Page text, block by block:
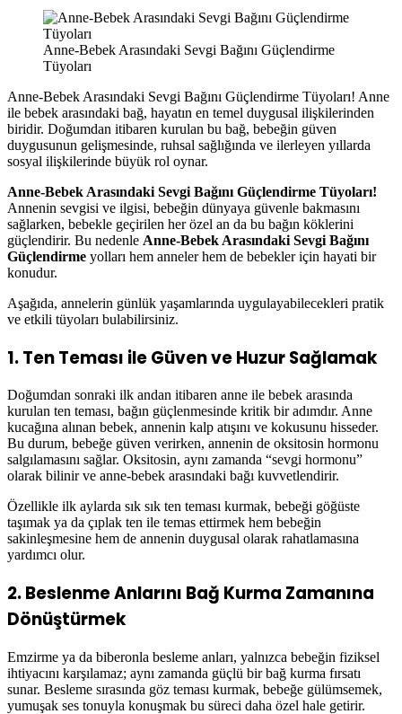
Anne-Bebek Arasındaki Sevgi Bağını Güçlendirme
Tüyoları
Anne-Bebek Arasındaki Sevgi Bağını Güçlendirme Tüyoları! Anne
ile bebek arasındaki bağ, hayatın en temel duygusal ilişkilerinden
biridir. Doğumdan itibaren kurulan bu bağ, bebeğin güven
duygusunun gelişmesinde, ruhsal sağlığında ve ilerleyen yıllarda
sosyal ilişkilerinde büyük rol oynar.
Anne-Bebek Arasındaki Sevgi Bağını Güçlendirme Tüyoları!
Annenin sevgisi ve ilgisi, bebeğin dünyaya güvenle bakmasını
sağlarken, bebekle geçirilen her özel an da bu bağın köklerini
güçlendirir. Bu nedenle Anne-Bebek Arasındaki Sevgi Bağını
Güçlendirme yolları hem anneler hem de bebekler için hayati bir
konudur.
Aşağıda, annelerin günlük yaşamlarında uygulayabilecekleri pratik
ve etkili tüyoları bulabilirsiniz.
1. Ten Teması ile Güven ve Huzur Sağlamak
Doğumdan sonraki ilk andan itibaren anne ile bebek arasında
kurulan ten teması, bağın güçlenmesinde kritik bir adımdır. Anne
kucağına alınan bebek, annenin kalp atışını ve kokusunu hisseder.
Bu durum, bebeğe güven verirken, annenin de oksitosin hormonu
salgılamasını sağlar. Oksitosin, aynı zamanda “sevgi hormonu”
olarak bilinir ve anne-bebek arasındaki bağı kuvvetlendirir.
Özellikle ilk aylarda sık sık ten teması kurmak, bebeği göğüste
taşımak ya da çıplak ten ile temas ettirmek hem bebeğin
sakinleşmesine hem de annenin duygusal olarak rahatlamasına
yardımcı olur.
2. Beslenme Anlarını Bağ Kurma Zamanına
Dönüştürmek
Emzirme ya da biberonla besleme anları, yalnızca bebeğin fiziksel
ihtiyacını karşılamaz; aynı zamanda güçlü bir bağ kurma fırsatı
sunar. Besleme sırasında göz teması kurmak, bebeğe gülümsemek,
yumuşak ses tonuyla konuşmak bu süreci daha özel hale getirir.